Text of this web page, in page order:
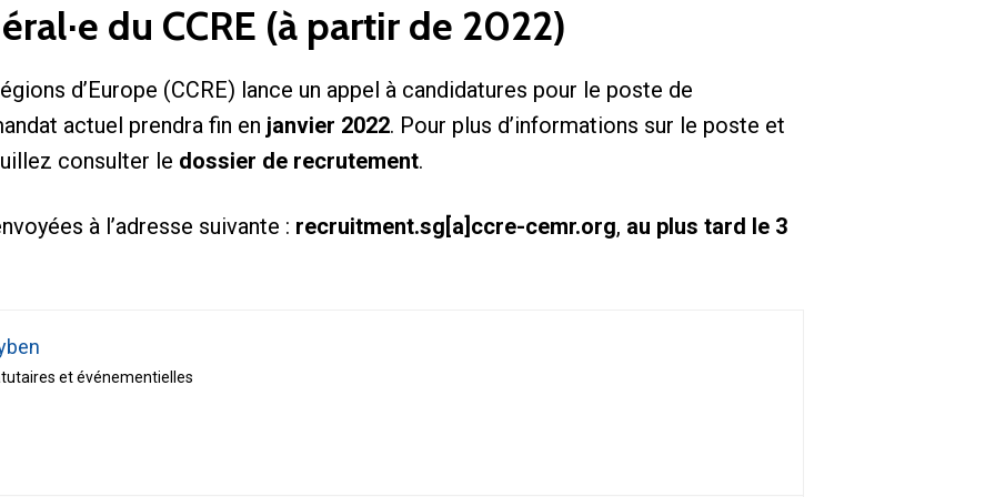
du CCRE (à partir de 2022)
d’Europe (CCRE) lance un appel à candidatures pour le poste de
actuel prendra fin en janvier 2022. Pour plus d’informations sur le poste et
consulter le dossier de recrutement.
à l’adresse suivante : recruitment.sg[a]ccre-cemr.org, au plus tard le 3
et événementielles